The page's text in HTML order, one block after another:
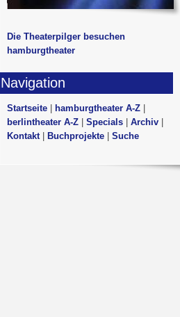
Die Theaterpilger besuchen
hamburgtheater
Navigation
Startseite hamburgtheater A-Z
berlintheater A-Z
Specials Archiv
Kontakt| Buchprojekte Suche